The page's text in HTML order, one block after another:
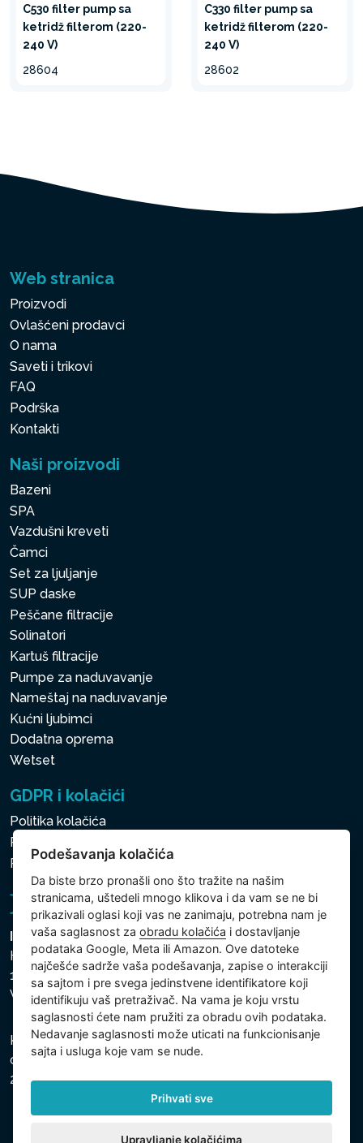
C530 filter pump sa
ketridž filterom (220-
240 V)
28604
C330 filter pump sa
ketridž filterom (220-
240 V)
28602
Web stranica
Proizvodi
Ovlašćeni prodavci
O nama
Saveti i trikovi
FAQ
Podrška
Kontakti
Naši proizvodi
Bazeni
SPA
Vazdušni kreveti
Čamci
Set za ljuljanje
SUP daske
Peščane filtracije
Solinatori
Kartuš filtracije
Pumpe za naduvavanje
Nameštaj na naduvavanje
Kućni ljubimci
Dodatna oprema
Wetset
GDPR i kolačići
Politika kolačića
Politika zaštite ličnih i drugih obrađivanih podataka
Politika kolačića
Intex Trading, s.r.o.
Hradecká 2526/3
130 00 Praha 3
Vinohrady - Česká republika
Kompanija je registrovana u Opštinskom sudu u Pragu,
odeljak C, uložak 74759, Identifikacioni broj kompanije:
26150808, Poreski identifikacioni broj: CZ26150808.
Podešavanja kolačića
Da biste brzo pronašli ono što tražite na našim
stranicama, uštedeli mnogo klikova i da vam se ne bi
prikazivali oglasi koji vas ne zanimaju, potrebna nam je
vaša saglasnost zaobradu kolačića i dostavljanje
podataka Google, Meta ili Amazon. Ove datoteke
najčešće sadrže vaša podešavanja, zapise o interakciji
sa sajtom i pre svega jedinstvene identifikatore koji
identifikuju vaš pretraživač. Na vama je koju vrstu
saglasnosti ćete nam pružiti za obradu ovih podataka.
Nedavanje saglasnosti može uticati na funkcionisanje
sajta i usluga koje vam se nude.
Prihvati sve
Upravljanje kolačićima